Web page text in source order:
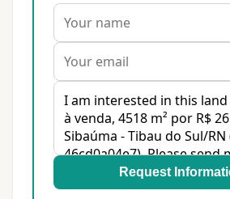
Request